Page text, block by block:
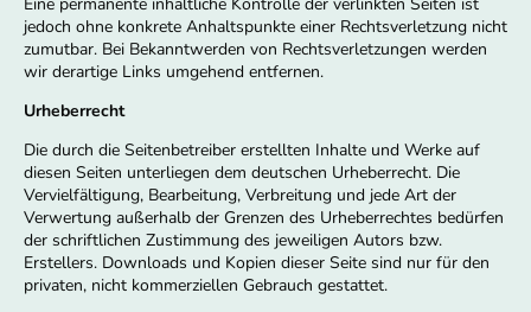
jedoch ohne konkrete Anhaltspunkte einer Rechtsverletzung nicht
zumutbar. Bei Bekanntwerden von Rechtsverletzungen werden
wir derartige Links umgehend entfernen.
Urheberrecht
Die durch die Seitenbetreiber erstellten Inhalte und Werke auf
diesen Seiten unterliegen dem deutschen Urheberrecht. Die
Vervielfältigung, Bearbeitung, Verbreitung und jede Art der
Verwertung außerhalb der Grenzen des Urheberrechtes bedürfen
der schriftlichen Zustimmung des jeweiligen Autors bzw.
Erstellers. Downloads und Kopien dieser Seite sind nur für den
privaten, nicht kommerziellen Gebrauch gestattet.